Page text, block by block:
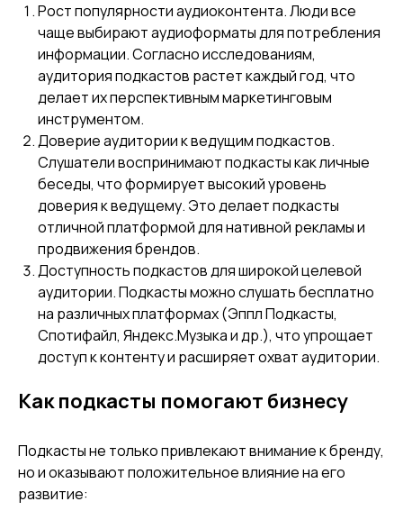
Рост популярности аудиоконтента. Люди все
чаще выбирают аудиоформаты для потребления
информации. Согласно исследованиям,
аудитория подкастов растет каждый год, что
делает их перспективным маркетинговым
инструментом.
Доверие аудитории к ведущим подкастов.
Слушатели воспринимают подкасты как личные
беседы, что формирует высокий уровень
доверия к ведущему. Это делает подкасты
отличной платформой для нативной рекламы и
продвижения брендов.
Доступность подкастов для широкой целевой
аудитории. Подкасты можно слушать бесплатно
на различных платформах (Эппл Подкасты,
Спотифайл, Яндекс.Музыка и др.), что упрощает
доступ к контенту и расширяет охват аудитории.
Как подкасты помогают бизнесу
Подкасты не только привлекают внимание к бренду,
но и оказывают положительное влияние на его
развитие: